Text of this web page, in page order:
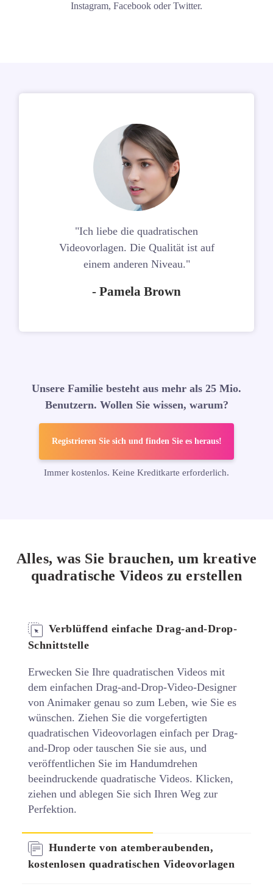
Instagram, Facebook oder Twitter.
"Ich liebe die quadratischen
Videovorlagen. Die Qualität ist auf
einem anderen Niveau."
- Pamela Brown
Unsere Familie besteht aus mehr als 25 Mio.
Benutzern. Wollen Sie wissen, warum?
Registrieren Sie sich und finden Sie es heraus!
Immer kostenlos. Keine Kreditkarte erforderlich.
Alles, was Sie brauchen, um kreative
quadratische Videos zu erstellen
Verblüffend einfache Drag-and-Drop-
Schnittstelle
Erwecken Sie Ihre quadratischen Videos mit
dem einfachen Drag-and-Drop-Video-Designer
von Animaker genau so zum Leben, wie Sie es
wünschen. Ziehen Sie die vorgefertigten
quadratischen Videovorlagen einfach per Drag-
and-Drop oder tauschen Sie sie aus, und
veröffentlichen Sie im Handumdrehen
beeindruckende quadratische Videos. Klicken,
ziehen und ablegen Sie sich Ihren Weg zur
Perfektion.
Hunderte von atemberaubenden,
kostenlosen quadratischen Videovorlagen